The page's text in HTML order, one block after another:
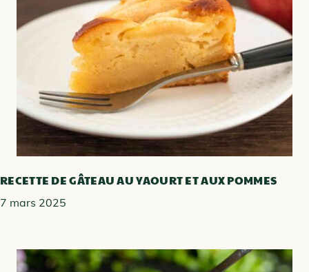
RECETTE DE GÂTEAU AU YAOURT ET AUX POMMES
7 mars 2025